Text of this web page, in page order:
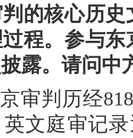
的核心历
程。参与
露。请问中
审判历经
英文庭审记